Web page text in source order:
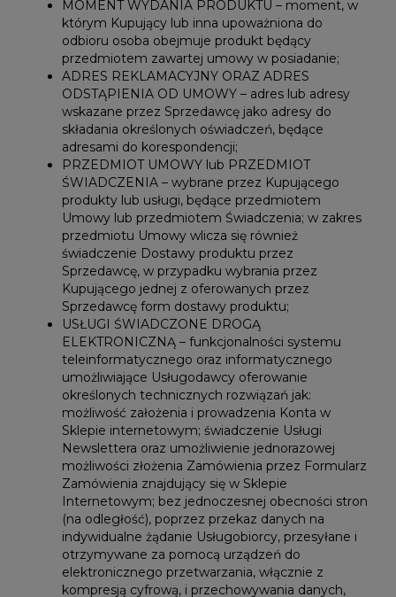
MOMENT WYDANIA PRODUKTU – moment, w
którym Kupujący lub inna upoważniona do
odbioru osoba obejmuje produkt będący
przedmiotem zawartej umowy w posiadanie;
ADRES REKLAMACYJNY ORAZ ADRES
ODSTĄPIENIA OD UMOWY – adres lub adresy
wskazane przez Sprzedawcę jako adresy do
składania określonych oświadczeń, będące
adresami do korespondencji;
PRZEDMIOT UMOWY lub PRZEDMIOT
ŚWIADCZENIA – wybrane przez Kupującego
produkty lub usługi, będące przedmiotem
Umowy lub przedmiotem Świadczenia; w zakres
przedmiotu Umowy wlicza się również
świadczenie Dostawy produktu przez
Sprzedawcę, w przypadku wybrania przez
Kupującego jednej z oferowanych przez
Sprzedawcę form dostawy produktu;
USŁUGI ŚWIADCZONE DROGĄ
ELEKTRONICZNĄ – funkcjonalności systemu
teleinformatycznego oraz informatycznego
umożliwiające Usługodawcy oferowanie
określonych technicznych rozwiązań jak:
możliwość założenia i prowadzenia Konta w
Sklepie internetowym; świadczenie Usługi
Newslettera oraz umożliwienie jednorazowej
możliwości złożenia Zamówienia przez Formularz
Zamówienia znajdujący się w Sklepie
Internetowym; bez jednoczesnej obecności stron
(na odległość), poprzez przekaz danych na
indywidualne żądanie Usługobiorcy, przesyłane i
otrzymywane za pomocą urządzeń do
elektronicznego przetwarzania, włącznie z
kompresją cyfrową, i przechowywania danych,